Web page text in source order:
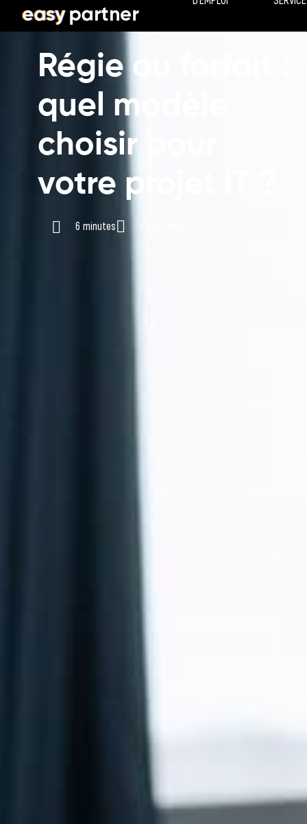
Régie ou forfait :
quel modèle
choisir pour
votre projet IT ?
6 minutes